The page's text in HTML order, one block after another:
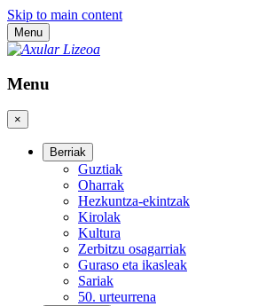
Skip to main content
Menu
Menu
×
Berriak
Guztiak
Oharrak
Hezkuntza-ekintzak
Kirolak
Kultura
Zerbitzu osagarriak
Guraso eta ikasleak
Sariak
50. urteurrena